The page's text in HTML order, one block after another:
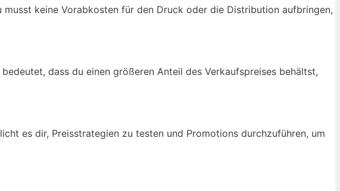
keine Vorabkosten für den Druck oder die Distribution aufbringen,
dass du einen größeren Anteil des Verkaufspreises behältst,
es dir, Preisstrategien zu testen und Promotions durchzuführen, um